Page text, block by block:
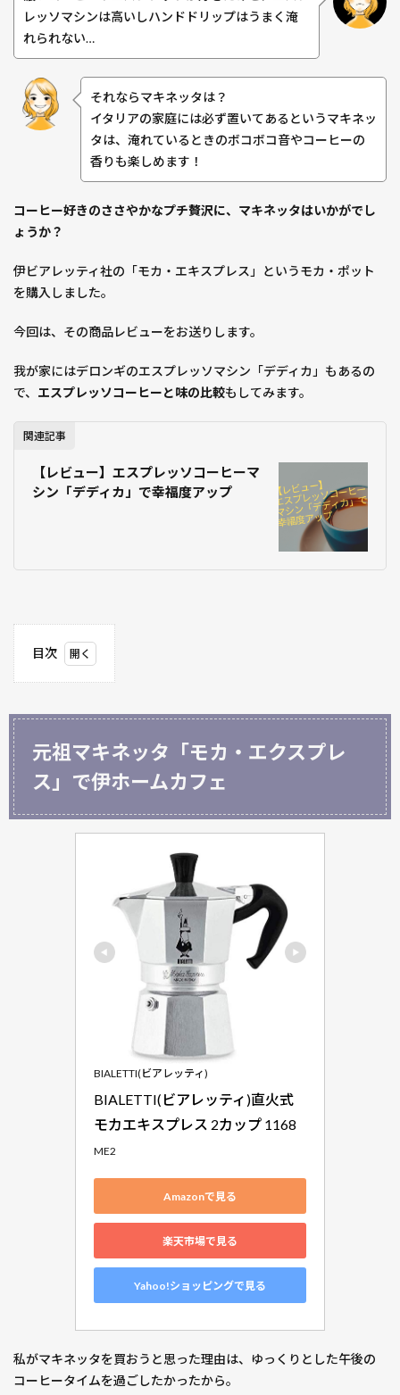
レッソマシンは高いしハンドドリップはうまく淹
れられない…
それならマキネッタは？
イタリアの家庭には必ず置いてあるというマキネッ
タは、淹れているときのボコボコ音やコーヒーの
香りも楽しめます！
コーヒー好きのささやかなプチ贅沢に、マキネッタはいかがでし
ょうか？
伊ビアレッティ社の「モカ・エキスプレス」というモカ・ポット
を購入しました。
今回は、その商品レビューをお送りします。
我が家にはデロンギのエスプレッソマシン「デディカ」もあるの
で、 エスプレッソコーヒーと味の比較もしてみます。
関連記事
【レビュー】エスプレッソコーヒーマ
シン「デディカ」で幸福度アップ
目次
マキ
タ
「モ
カ・
レッ
ソ
元祖マキネッタ「モカ・エクスプレ
ス」で伊ホームカフェ
BIALETTI(ビアレッティ)
BIALETTI(ビアレッティ)直火式
モカエキスプレス 2カップ 1168
ME2
Amazonで見る
楽天市場で見る
Yahoo!ショッピングで見る
私がマキネッタを買おうと思った理由は、ゆっくりとした午後の
コーヒータイムを過ごしたかったから。